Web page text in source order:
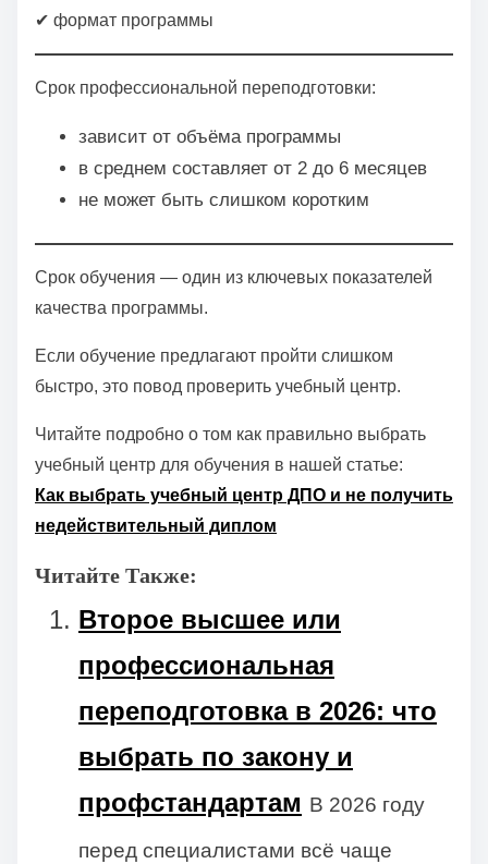
✔ формат программы
Срок профессиональной переподготовки:
зависит от объёма программы
в среднем составляет от 2 до 6 месяцев
не может быть слишком коротким
Срок обучения — один из ключевых показателей
качества программы.
Если обучение предлагают пройти слишком
быстро, это повод проверить учебный центр.
Читайте подробно о том как правильно выбрать
учебный центр для обучения в нашей статье:
Как выбрать учебный центр ДПО и не получить
недействительный диплом
Читайте Также:
Второе высшее или
профессиональная
переподготовка в 2026: что
выбрать по закону и
профстандартам В 2026 году
перед специалистами всё чаще